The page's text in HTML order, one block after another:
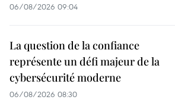
06/08/2026 09:04
La question de la confiance
représente un défi majeur de la
cybersécurité moderne
06/08/2026 08:30